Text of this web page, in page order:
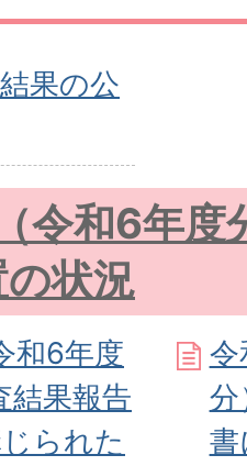
果の公
令和6年度
状況
和6年度
結果報告
られた
令
分
書